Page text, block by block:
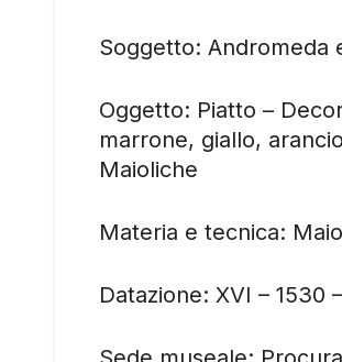
Soggetto: Andromeda
Oggetto: Piatto –
marrone, giallo,
Maioliche
Materia e tecnica:
Datazione: XVI – 1530